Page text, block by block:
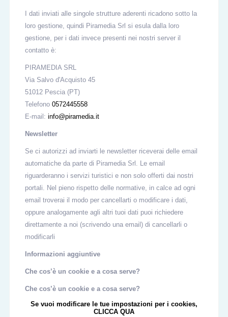
I dati inviati alle singole strutture aderenti ricadono sotto la
loro gestione, quindi Piramedia Srl si esula dalla loro
gestione, per i dati invece presenti nei nostri server il
contatto è:
PIRAMEDIA SRL
Via Salvo d'Acquisto 45
51012 Pescia (PT)
Telefono 0572445558
E-mail: info@piramedia.it
Newsletter
Se ci autorizzi ad inviarti le newsletter riceverai delle email
automatiche da parte di Piramedia Srl. Le email
riguarderanno i servizi turistici e non solo offerti dai nostri
portali. Nel pieno rispetto delle normative, in calce ad ogni
email troverai il modo per cancellarti o modificare i dati,
oppure analogamente agli altri tuoi dati puoi richiedere
direttamente a noi (scrivendo una email) di cancellarli o
modificarli
Informazioni aggiuntive
Che cos’è un cookie e a cosa serve?
Che cos’è un cookie e a cosa serve?
Se vuoi modificare le tue impostazioni per i cookies,
CLICCA QUA